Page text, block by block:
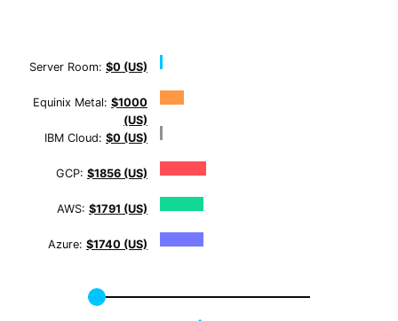
Server Room: $0 (US)
Equinix Metal: $1000
(US)
IBM Cloud: $0 (US)
GCP: $1856 (US)
AWS: $1791 (US)
Azure: $1740 (US)